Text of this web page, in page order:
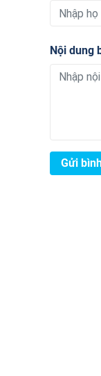
Nội dung